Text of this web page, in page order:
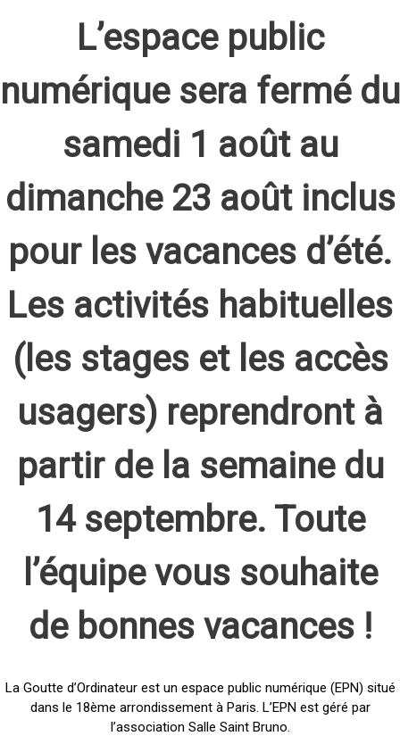
L’espace public
numérique sera fermé du
samedi 1 août au
dimanche 23 août inclus
pour les vacances d’été.
Les activités habituelles
(les stages et les accès
usagers) reprendront à
partir de la semaine du
14 septembre. Toute
l’équipe vous souhaite
de bonnes vacances !
La Goutte d’Ordinateur est un espace public numérique (EPN) situé
dans le 18ème arrondissement à Paris. L’EPN est géré par
l’association Salle Saint Bruno.